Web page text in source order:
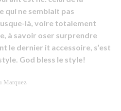
qui ne semblait pas
là, voire totalement
à savoir oser surprendre
le dernier it accessoire, s’est
God bless le style!
Marquez